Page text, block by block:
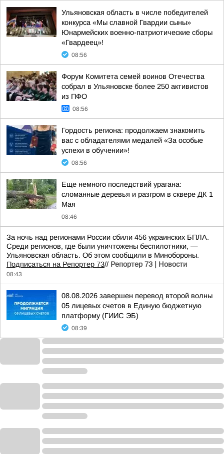
Ульяновская область в числе победителей
конкурса «Мы славной Гвардии сыны»
Юнармейских военно-патриотические сборы
«Гвардеец»!
08:56
Форум Комитета семей воинов Отечества
собрал в Ульяновске более 250 активистов
из ПФО
08:56
Гордость региона: продолжаем знакомить
вас с обладателями медалей «За особые
успехи в обучении»!
08:56
Еще немного последствий урагана:
сломанные деревья и разгром в сквере ДК 1
Мая
08:46
За ночь над регионами России сбили 456 украинских БПЛА.
Среди регионов, где были уничтожены беспилотники, —
Ульяновская область. Об этом сообщили в Минобороны.
Подписаться на Репортер 73// Репортер 73 | Новости
08:43
08.08.2026 завершен перевод второй волны
05 лицевых счетов в Единую бюджетную
платформу (ГИИС ЭБ)
08:39